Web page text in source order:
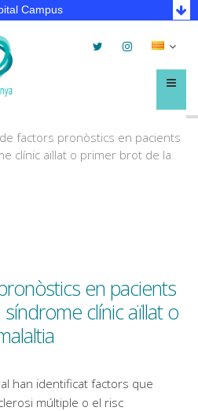
Campus
TwitterInstagram
Menú
factors pronòstics en pacients
clínic aïllat o primer brot de la
en pacients
clínic aïllat o
han identificat factors que
múltiple o el risc